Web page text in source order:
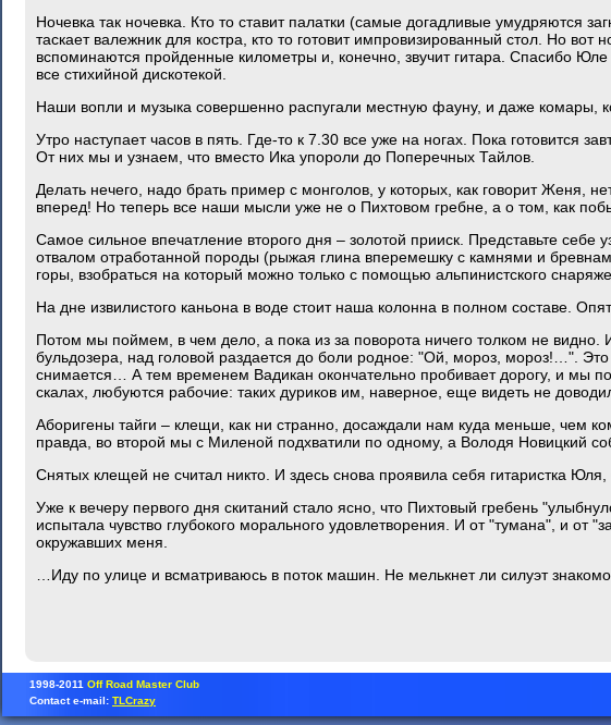
Ночевка так ночевка. Кто то ставит палатки (самые догадливые умудряются
таскает валежник для костра, кто то готовит импровизированный стол. Но вот
вспоминаются пройденные километры и, конечно, звучит гитара. Спасибо
все стихийной дискотекой.
Наши вопли и музыка совершенно распугали местную фауну, и даже комары,
Утро наступает часов в пять. Где-то к 7.30 все уже на ногах. Пока готовится
От них мы и узнаем, что вместо Ика упороли до Поперечных Тайлов.
Делать нечего, надо брать пример с монголов, у которых, как говорит Женя,
вперед! Но теперь все наши мысли уже не о Пихтовом гребне, а о том, как
Самое сильное впечатление второго дня – золотой прииск. Представьте
отвалом отработанной породы (рыжая глина вперемешку с камнями и
горы, взобраться на который можно только с помощью альпинистского
На дне извилистого каньона в воде стоит наша колонна в полном составе.
Потом мы поймем, в чем дело, а пока из за поворота ничего толком не видно.
бульдозера, над головой раздается до боли родное: "Ой, мороз, мороз!…".
снимается… А тем временем Вадикан окончательно пробивает дорогу, и мы
скалах, любуются рабочие: таких дуриков им, наверное, еще видеть не
Аборигены тайги – клещи, как ни странно, досаждали нам куда меньше, чем
правда, во второй мы с Миленой подхватили по одному, а Володя Новицкий
Снятых клещей не считал никто. И здесь снова проявила себя гитаристка
Уже к вечеру первого дня скитаний стало ясно, что Пихтовый гребень
испытала чувство глубокого морального удовлетворения. И от "тумана", и
окружавших меня.
…Иду по улице и всматриваюсь в поток машин. Не мелькнет ли силуэт
1998-2011 Off Road Master Club
Contact e-mail: TLCrazy